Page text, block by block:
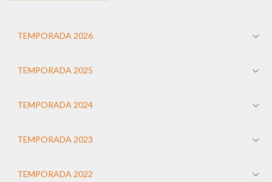
TEMPORADA 2026
TEMPORADA 2025
TEMPORADA 2024
TEMPORADA 2023
TEMPORADA 2022